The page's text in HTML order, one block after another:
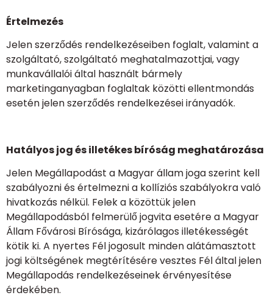
Értelmezés
Jelen szerződés rendelkezéseiben foglalt, valamint a
szolgáltató, szolgáltató meghatalmazottjai, vagy
munkavállalói által használt bármely
marketinganyagban foglaltak közötti ellentmondás
esetén jelen szerződés rendelkezései irányadók.
Hatályos jog és illetékes bíróság meghatározása
Jelen Megállapodást a Magyar állam joga szerint kell
szabályozni és értelmezni a kollíziós szabályokra való
hivatkozás nélkül. Felek a közöttük jelen
Megállapodásból felmerülő jogvita esetére a Magyar
Állam Fővárosi Bírósága, kizárólagos illetékességét
kötik ki. A nyertes Fél jogosult minden alátámasztott
jogi költségének megtérítésére vesztes Fél által jelen
Megállapodás rendelkezéseinek érvényesítése
érdekében.